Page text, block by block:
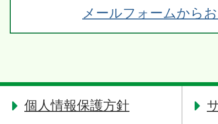
メールフォームから
個人情報保護方針